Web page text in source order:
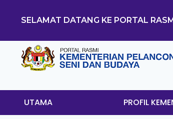
SELAMAT DATANG KE PORTAL
UTAMA PROFIL